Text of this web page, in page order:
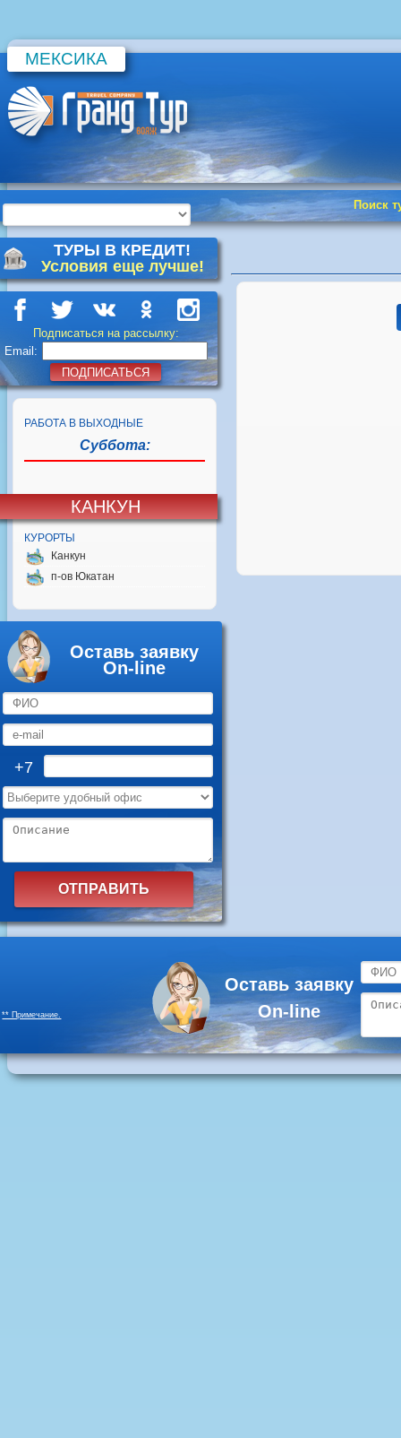
МЕКСИКА
Поиск
ТУРЫ В КРЕДИТ!
Условия еще лучше!
Подписаться на рассылку:
Email:
ПОДПИСАТЬСЯ
РАБОТА В ВЫХОДНЫЕ
Суббота:
КАНКУН
КУРОРТЫ
Канкун
п-ов Юкатан
Оставь заявку
On-line
+7
** Примечание.
Оставь заявку
On-line